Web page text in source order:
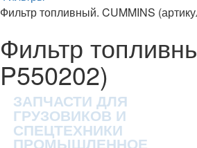
Фильтр топливный. CUMMINS
Фильтр
P550202)
ЗАПЧАСТИ ДЛЯ
ГРУЗОВИКОВ И
СПЕЦТЕХНИКИ
ПРОМЫШЛЕННОЕ